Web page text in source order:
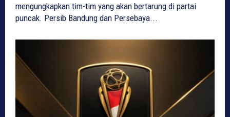
mengungkapkan tim-tim yang akan bertarung di partai
puncak. Persib Bandung dan Persebaya...